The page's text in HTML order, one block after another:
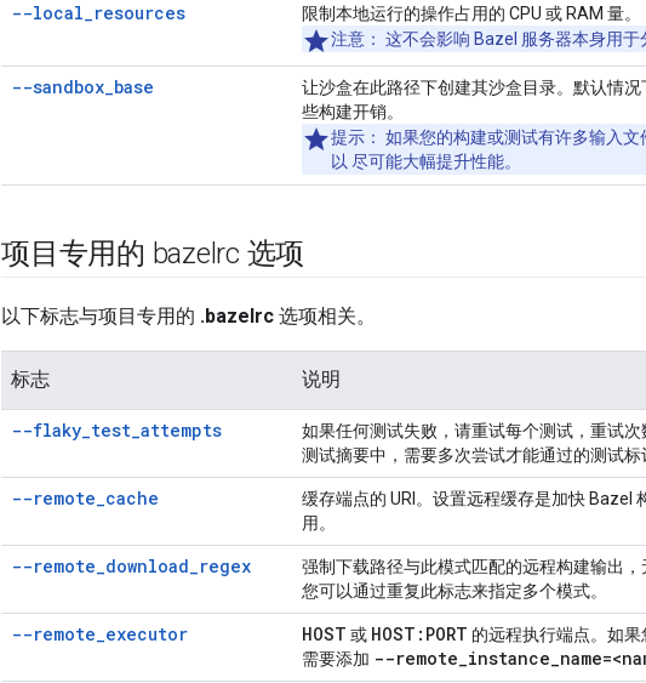
--local_resources
限制本地运行的操作占用的 CPU 或 RAM 量。
注意 ： 这不会影响 Bazel 服务器本身用
--sandbox_base
让沙盒在此路径下创建其沙盒目录。默认情
些构建开销。
提示 ： 如果您的构建或测试有许多输入
以 尽可能大幅提升性能。
项目专用的 bazelrc 选项
以下标志与项目专用的 .bazelrc 选项相关。
标志 说明
--flaky_test_attempts
如果任何测试失败，请重试每个测试，重试
测试摘要中，需要多次尝试才能通过的测试标
--remote_cache
缓存端点的 URI。设置远程缓存是加快 Bazel
用。
--remote_download_regex 强制下载路径与此模式匹配的远程构建输出，
您可以通过重复此标志来指定多个模式。
--remote_executor HOST 或 HOST:PORT 的远程执行端点。如
需要添加 --remote_instance_name=